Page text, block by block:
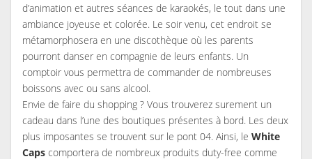
d’animation et autres séances de karaokés, le tout dans une
ambiance joyeuse et colorée. Le soir venu, cet endroit se
métamorphosera en une discothèque où les parents
pourront danser en compagnie de leurs enfants. Un
comptoir vous permettra de commander de nombreuses
boissons avec ou sans alcool.
Envie de faire du shopping ? Vous trouverez surement un
cadeau dans l’une des boutiques présentes à bord. Les deux
plus imposantes se trouvent sur le pont 04. Ainsi, le White
Caps comportera de nombreux produits duty-free comme